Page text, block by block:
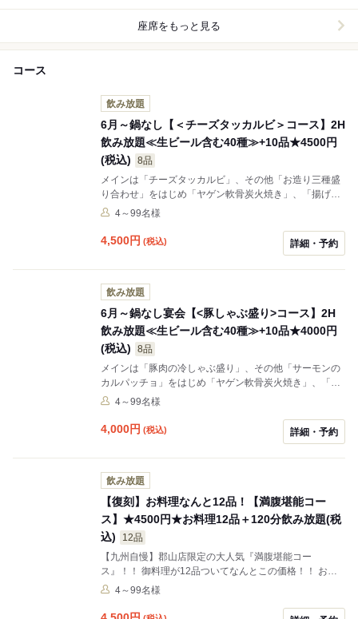
座席をもっと見る
コース
飲み放題
6月～鍋なし【＜チーズタッカルビ＞コース】2H
飲み放題≪生ビール含む40種≫+10品★4500円
(税込)
8品
メインは「チーズタッカルビ」、その他「お造り三種盛
り合わせ」をはじめ「ヤゲン軟骨炭火焼き」、「揚げ物
二種盛り」などデザートを付けての全10品☆生ビールは
円(税込)で地酒5種と本格焼酎8種が加わった＜プレミア
ム飲み放題＞へグレードアップも可能です♪女子会や各種
4～99名様
4,500円 (税込) 詳細・予約
飲み放題
6月～鍋なし宴会【<豚しゃぶ盛り>コース】2H
飲み放題≪生ビール含む40種≫+10品★4000円
(税込)
8品
メインは「豚肉の冷しゃぶ盛り」、その他「サーモンの
カルパッチョ」をはじめ「ヤゲン軟骨炭火焼き」、「揚
げ物二種盛り」などデザートを付けての全10品全9品の
題付き♪＋500円(税込)で地酒5種や本格焼酎8種が加わっ
た＜プレミアム飲み放題＞へグレードアップも可能です♪
2,380円
4～99名様
4,000円 (税込) 詳細・予約
飲み放題
【復刻】お料理なんと12品！【満腹堪能コー
ス】★4500円★お料理12品＋120分飲み放題(税
込)
12品
【九州自慢】郡山店限定の大人気『満腹堪能コー
ス』！！ 御料理が12品ついてなんとこの価格！！ お腹
も心も満足する事間違いなし！！ 2時間飲み放題付き…
4～99名様